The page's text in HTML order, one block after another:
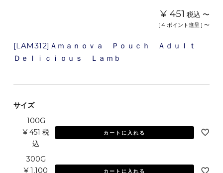
¥ 451 税込 〜
[ 4 ポイント進呈 ] 〜
[LAM312]Ａｍａｎｏｖａ Ｐｏｕｃｈ Ａｄｕｌｔ
Ｄｅｌｉｃｉｏｕｓ Ｌａｍｂ
サイズ
100G
¥ 451 税
込
カートに入れる
300G
¥ 1,100
カートに入れる